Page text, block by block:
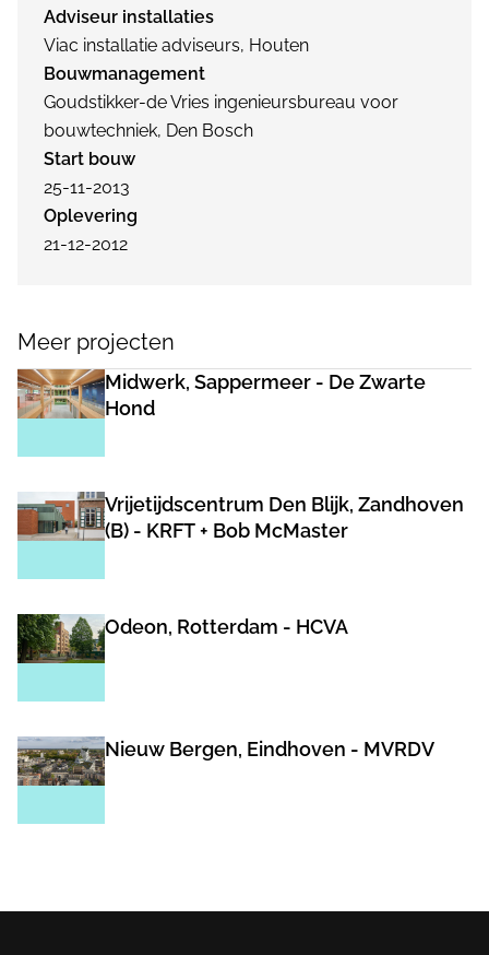
Adviseur installaties
Viac installatie adviseurs, Houten
Bouwmanagement
Goudstikker-de Vries ingenieursbureau voor
bouwtechniek, Den Bosch
Start bouw
25-11-2013
Oplevering
21-12-2012
Meer projecten
Midwerk, Sappermeer - De Zwarte
Hond
Vrijetijdscentrum Den Blijk, Zandhoven
(B) - KRFT + Bob McMaster
Odeon, Rotterdam - HCVA
Nieuw Bergen, Eindhoven - MVRDV